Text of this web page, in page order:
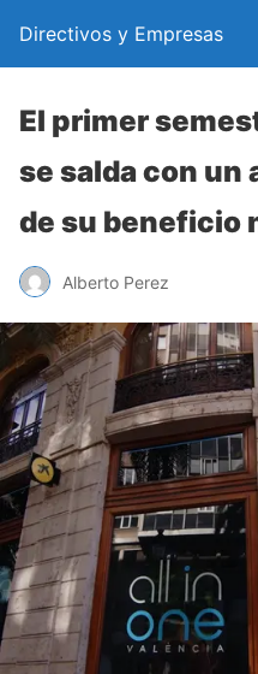
Directivos y Empresas
El primer
se salda con un
de su beneficio
Alberto Perez